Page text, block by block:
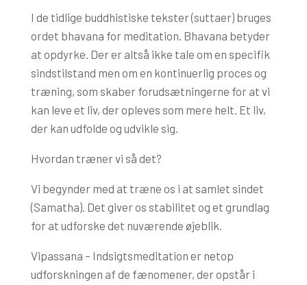
I de tidlige buddhistiske tekster (suttaer) bruges
ordet bhavana for meditation. Bhavana betyder
at opdyrke. Der er altså ikke tale om en specifik
sindstilstand men om en kontinuerlig proces og
træning, som skaber forudsætningerne for at vi
kan leve et liv, der opleves som mere helt. Et liv,
der kan udfolde og udvikle sig.
Hvordan træner vi så det?
Vi begynder med at træne os i at samlet sindet
(Samatha). Det giver os stabilitet og et grundlag
for at udforske det nuværende øjeblik.
Vipassana – Indsigtsmeditation er netop
udforskningen af de fænomener, der opstår i